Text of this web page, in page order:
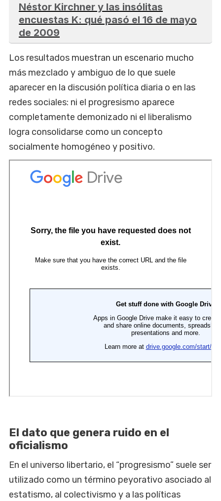
Néstor Kirchner y las insólitas
encuestas K: qué pasó el 16 de mayo
de 2009
Los resultados muestran un escenario mucho
más mezclado y ambiguo de lo que suele
aparecer en la discusión política diaria o en las
redes sociales: ni el progresismo aparece
completamente demonizado ni el liberalismo
logra consolidarse como un concepto
socialmente homogéneo y positivo.
El dato que genera ruido en el
oficialismo
En el universo libertario, el “progresismo” suele ser
utilizado como un término peyorativo asociado al
estatismo, al colectivismo y a las políticas